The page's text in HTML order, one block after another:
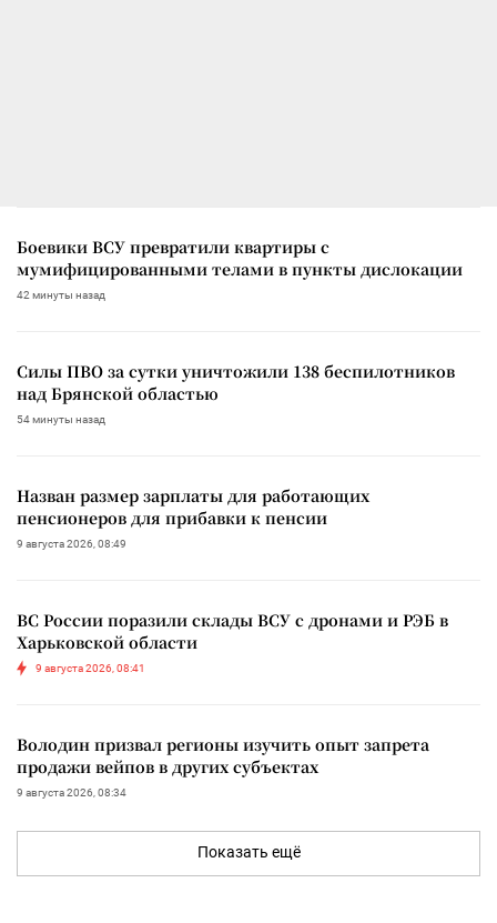
Боевики ВСУ превратили квартиры с
мумифицированными телами в пункты дислокации
42 минуты назад
Силы ПВО за сутки уничтожили 138 беспилотников
над Брянской областью
54 минуты назад
Назван размер зарплаты для работающих
пенсионеров для прибавки к пенсии
9 августа 2026, 08:49
ВС России поразили склады ВСУ с дронами и РЭБ в
Харьковской области
9 августа 2026, 08:41
Володин призвал регионы изучить опыт запрета
продажи вейпов в других субъектах
9 августа 2026, 08:34
Показать ещё